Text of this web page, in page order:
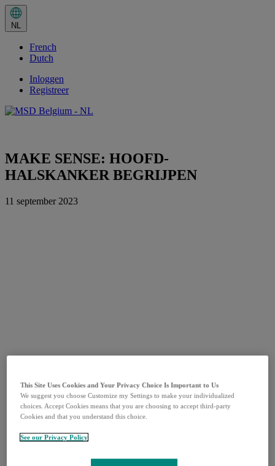
Huidige
taal:
NL.
het
NL
French
Dutch
Inloggen
Registreer
MAKE SENSE: HOOFD-
HALSKANKER BEGRIJPEN
11 september 2023
This Site Uses Cookies and Your Privacy Choice Is Important to Us
We suggest you choose Customize my Settings to make your individualized
choices. Accept Cookies means that you are choosing to accept third-party
Cookies and that you understand this choice.
See our Privacy Policy